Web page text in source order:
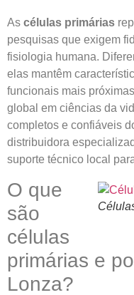
As células primárias
pesquisas que exigem
fisiologia humana.
elas mantêm
funcionais mais
global em ciências da
completos e confiáveis
distribuidora
suporte técnico local
O que
são
células
primárias e
Lonza?